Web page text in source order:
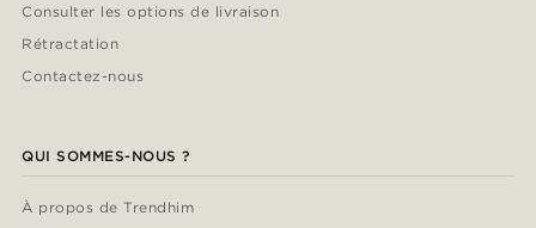
Consulter les options de livraison
Rétractation
Contactez-nous
QUI SOMMES-NOUS ?
À propos de Trendhim